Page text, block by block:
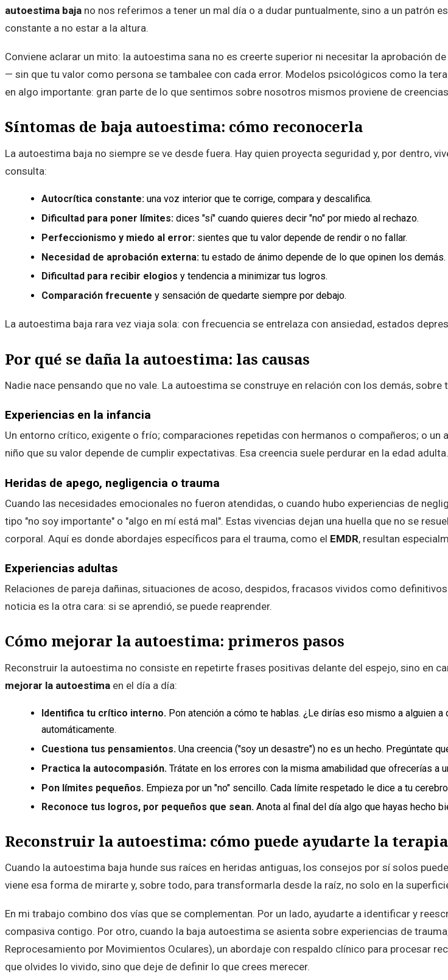
autoestima baja no nos referimos a tener un mal día o a dudar puntualmente, sino a un patrón
constante a no estar a la altura.
Conviene aclarar un mito: la autoestima sana no es creerte superior ni necesitar la aprobación
— sin que tu valor como persona se tambalee con cada error. Modelos psicológicos como la
en algo importante: gran parte de lo que sentimos sobre nosotros mismos proviene de
Síntomas de baja autoestima: cómo reconocerla
La autoestima baja no siempre se ve desde fuera. Hay quien proyecta seguridad y, por dentro,
consulta:
Autocrítica constante: una voz interior que te corrige, compara y descalifica.
Dificultad para poner límites: dices "sí" cuando quieres decir "no" por miedo al rechazo.
Perfeccionismo y miedo al error: sientes que tu valor depende de rendir o no fallar.
Necesidad de aprobación externa: tu estado de ánimo depende de lo que opinen los demás.
Dificultad para recibir elogios y tendencia a minimizar tus logros.
Comparación frecuente y sensación de quedarte siempre por debajo.
La autoestima baja rara vez viaja sola: con frecuencia se entrelaza con ansiedad, estados
Por qué se daña la autoestima: las causas
Nadie nace pensando que no vale. La autoestima se construye en relación con los demás,
Experiencias en la infancia
Un entorno crítico, exigente o frío; comparaciones repetidas con hermanos o compañeros; o
niño que su valor depende de cumplir expectativas. Esa creencia suele perdurar en la edad adulta.
Heridas de apego, negligencia o trauma
Cuando las necesidades emocionales no fueron atendidas, o cuando hubo experiencias de
tipo "no soy importante" o "algo en mí está mal". Estas vivencias dejan una huella que no se
corporal. Aquí es donde abordajes específicos para el trauma, como el EMDR, resultan
Experiencias adultas
Relaciones de pareja dañinas, situaciones de acoso, despidos, fracasos vividos como
noticia es la otra cara: si se aprendió, se puede reaprender.
Cómo mejorar la autoestima: primeros pasos
Reconstruir la autoestima no consiste en repetirte frases positivas delante del espejo, sino en
mejorar la autoestima en el día a día:
Identifica tu crítico interno. Pon atención a cómo te hablas. ¿Le dirías eso mismo a alguien
automáticamente.
Cuestiona tus pensamientos. Una creencia ("soy un desastre") no es un hecho. Pregúntate
Practica la autocompasión. Trátate en los errores con la misma amabilidad que ofrecerías a
Pon límites pequeños. Empieza por un "no" sencillo. Cada límite respetado le dice a tu
Reconoce tus logros, por pequeños que sean. Anota al final del día algo que hayas hecho
Reconstruir la autoestima: cómo puede ayudarte la terapia
Cuando la autoestima baja hunde sus raíces en heridas antiguas, los consejos por sí solos
viene esa forma de mirarte y, sobre todo, para transformarla desde la raíz, no solo en la
En mi trabajo combino dos vías que se complementan. Por un lado, ayudarte a identificar y
compasiva contigo. Por otro, cuando la baja autoestima se asienta sobre experiencias de
Reprocesamiento por Movimientos Oculares), un abordaje con respaldo clínico para procesar
que olvides lo vivido, sino que deje de definir lo que crees merecer.